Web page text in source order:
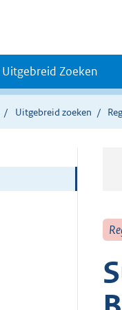
Uitgebreid Zoeken
Uitgebreid zoeken